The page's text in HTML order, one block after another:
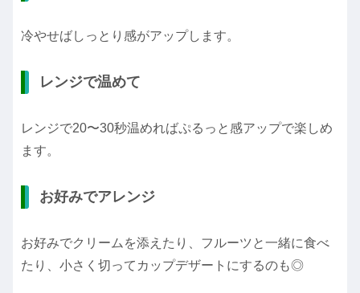
冷やせばしっとり感がアップします。
レンジで温めて
レンジで20〜30秒温めればぷるっと感アップで楽しめ
ます。
お好みでアレンジ
お好みでクリームを添えたり、フルーツと一緒に食べ
たり、小さく切ってカップデザートにするのも◎